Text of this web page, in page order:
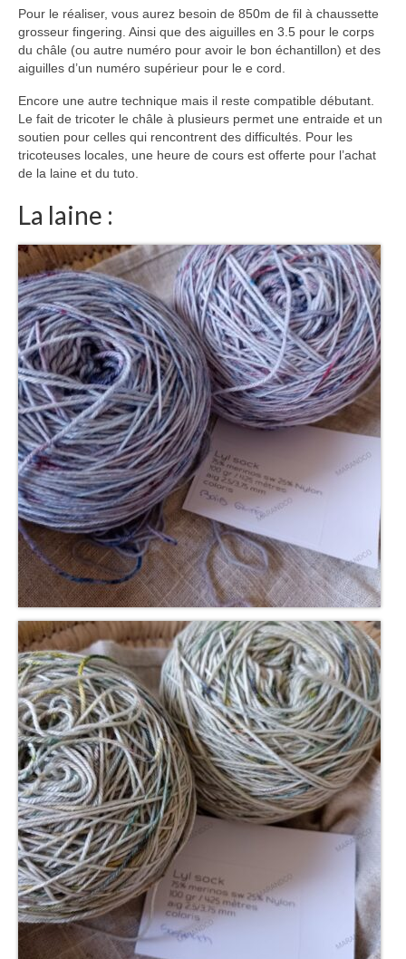
Pour le réaliser, vous aurez besoin de 850m de fil à chaussette
grosseur fingering. Ainsi que des aiguilles en 3.5 pour le corps
du châle (ou autre numéro pour avoir le bon échantillon) et des
aiguilles d’un numéro supérieur pour le e cord.
Encore une autre technique mais il reste compatible débutant.
Le fait de tricoter le châle à plusieurs permet une entraide et un
soutien pour celles qui rencontrent des difficultés. Pour les
tricoteuses locales, une heure de cours est offerte pour l’achat
de la laine et du tuto.
La laine :